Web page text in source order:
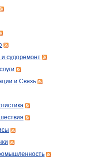
судоремонт
и Связь